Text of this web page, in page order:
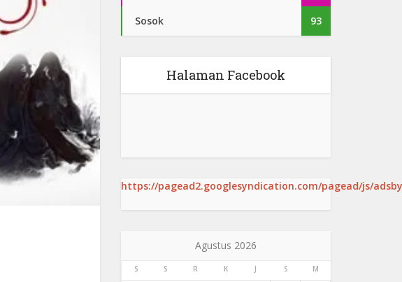
Sosok 93
Halaman Facebook
https://pagead2.googlesyndication.com/pagead/js/
Agustus 2026
S S R K J S M